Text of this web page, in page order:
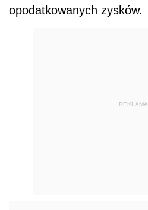
opodatkowanych zysków.
REKLAMA